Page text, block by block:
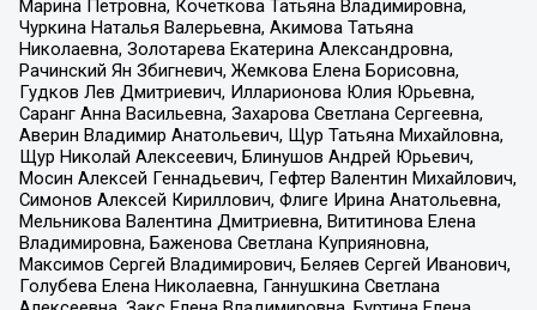
Марина Петровна, Кочеткова Татьяна Владимировна,
Чуркина Наталья Валерьевна, Акимова Татьяна
Николаевна, Золотарева Екатерина Александровна,
Рачинский Ян Збигневич, Жемкова Елена Борисовна,
Гудков Лев Дмитриевич, Илларионова Юлия Юрьевна,
Саранг Анна Васильевна, Захарова Светлана Сергеевна,
Аверин Владимир Анатольевич, Щур Татьяна Михайловна,
Щур Николай Алексеевич, Блинушов Андрей Юрьевич,
Мосин Алексей Геннадьевич, Гефтер Валентин Михайлович,
Симонов Алексей Кириллович, Флиге Ирина Анатольевна,
Мельникова Валентина Дмитриевна, Вититинова Елена
Владимировна, Баженова Светлана Куприяновна,
Максимов Сергей Владимирович, Беляев Сергей Иванович,
Голубева Елена Николаевна, Ганнушкина Светлана